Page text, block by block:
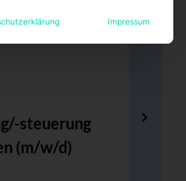
steuerung
(m/w/d)
Impressum